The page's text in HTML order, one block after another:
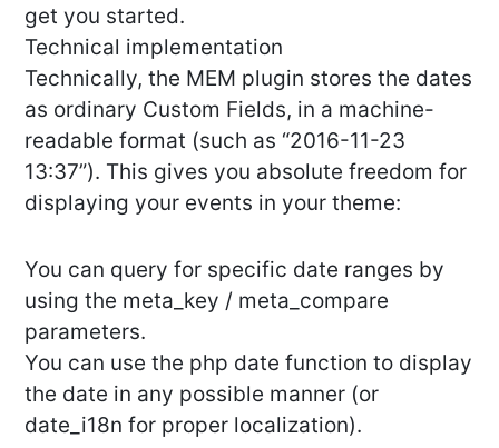
get you started.
Technical implementation
Technically, the MEM plugin stores the dates
as ordinary Custom Fields, in a machine-
readable format (such as “2016-11-23
13:37”). This gives you absolute freedom for
displaying your events in your theme:
You can query for specific date ranges by
using the meta_key / meta_compare
parameters.
You can use the php date function to display
the date in any possible manner (or
date_i18n for proper localization).